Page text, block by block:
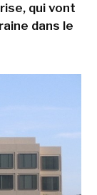
qui vont
dans le